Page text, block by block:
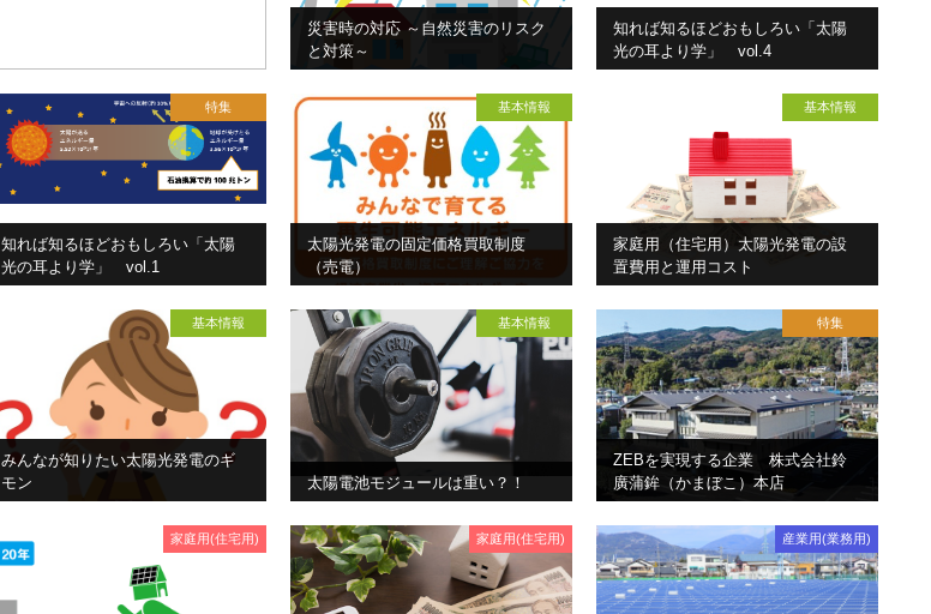
災害時の対応 ～自然災害のリスク
と対策～
知れば知るほどおもしろい「太陽
光の耳より学」 vol.4
特集
知れば知るほどおもしろい「太陽
光の耳より学」 vol.1
基本情報
太陽光発電の固定価格買取制度
（売電）
基本情報
家庭用（住宅用）太陽光発電の設
置費用と運用コスト
基本情報
みんなが知りたい太陽光発電のギ
モン
基本情報
太陽電池モジュールは重い？！
特集
ZEBを実現する企業 株式会社鈴
廣蒲鉾（かまぼこ）本店
家庭用(住宅用) 家庭用(住宅用) 産業用(業務用)